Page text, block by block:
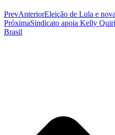
PrevAnteriorEleição de Lula e
PróximaSindicato apoia Kelly
Brasil